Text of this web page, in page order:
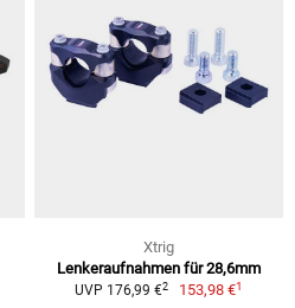
Xtrig
Lenkeraufnahmen für 28,6mm
UVP 176,99 €2 153,98 €1